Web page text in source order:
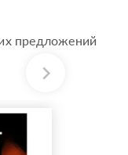
предложений